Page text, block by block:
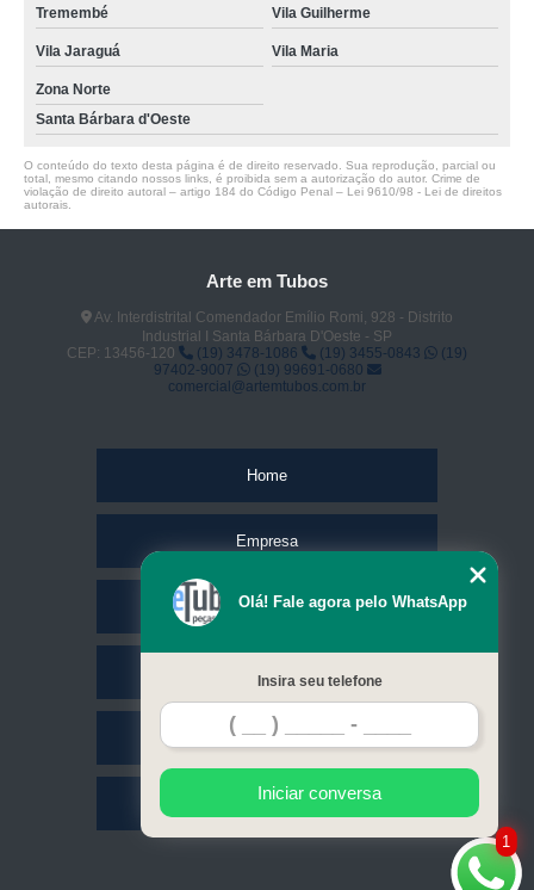
Tremembé Vila Guilherme
Vila Jaraguá Vila Maria
Zona Norte
Santa Bárbara d'Oeste
O conteúdo do texto desta página é de direito reservado. Sua reprodução, parcial ou
total, mesmo citando nossos links, é proibida sem a autorização do autor. Crime de
violação de direito autoral – artigo 184 do Código Penal – Lei 9610/98 - Lei de direitos
autorais
Arte em Tubos
Av. Interdistrital Comendador Emílio Romi, 928 - Distrito
Industrial I Santa Bárbara D'Oeste - SP
CEP: 13456-120
(19) 3478-1086 (19) 3455-0843
(19)
97402-9007
(19) 99691-0680
comercial@artemtubos.com.br
Home
Empresa
Missão
Serviços
Contato
Mapa do site
1
Olá! Fale agora pelo WhatsApp
Insira seu telefone
Iniciar conversa